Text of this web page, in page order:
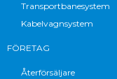
Transportbanesystem
Kabelvagnsystem
FÖRETAG
Återförsäljare